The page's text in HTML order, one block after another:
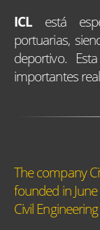
ICL está
portuarias,
deportivo.
importantes
The company
founded in
Civil